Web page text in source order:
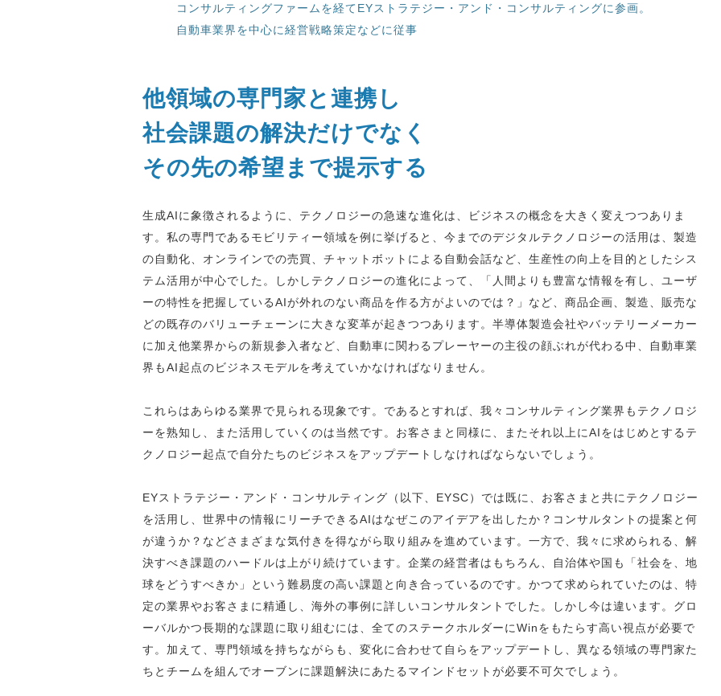
コンサルティングファームを経てEYストラテジー・アンド・コンサルティングに参画。
自動車業界を中心に経営戦略策定などに従事
他領域の専門家と連携し
社会課題の解決だけでなく
その先の希望まで提示する
生成AIに象徴されるように、テクノロジーの急速な進化は、ビジネスの概念を大きく変えつつありま
す。私の専門であるモビリティー領域を例に挙げると、今までのデジタルテクノロジーの活用は、製造
の自動化、オンラインでの売買、チャットボットによる自動会話など、生産性の向上を目的としたシス
テム活用が中心でした。しかしテクノロジーの進化によって、「人間よりも豊富な情報を有し、ユーザ
ーの特性を把握しているAIが外れのない商品を作る方がよいのでは？」など、商品企画、製造、販売な
どの既存のバリューチェーンに大きな変革が起きつつあります。半導体製造会社やバッテリーメーカー
に加え他業界からの新規参入者など、自動車に関わるプレーヤーの主役の顔ぶれが代わる中、自動車業
界もAI起点のビジネスモデルを考えていかなければなりません。
これらはあらゆる業界で見られる現象です。であるとすれば、我々コンサルティング業界もテクノロジ
ーを熟知し、また活用していくのは当然です。お客さまと同様に、またそれ以上にAIをはじめとするテ
クノロジー起点で自分たちのビジネスをアップデートしなければならないでしょう。
EYストラテジー・アンド・コンサルティング（以下、EYSC）では既に、お客さまと共にテクノロジー
を活用し、世界中の情報にリーチできるAIはなぜこのアイデアを出したか？コンサルタントの提案と何
が違うか？などさまざまな気付きを得ながら取り組みを進めています。一方で、我々に求められる、解
決すべき課題のハードルは上がり続けています。企業の経営者はもちろん、自治体や国も「社会を、地
球をどうすべきか」という難易度の高い課題と向き合っているのです。かつて求められていたのは、特
定の業界やお客さまに精通し、海外の事例に詳しいコンサルタントでした。しかし今は違います。グロ
ーバルかつ長期的な課題に取り組むには、全てのステークホルダーにWinをもたらす高い視点が必要で
す。加えて、専門領域を持ちながらも、変化に合わせて自らをアップデートし、異なる領域の専門家た
ちとチームを組んでオーブンに課題解決にあたるマインドセットが必要不可欠でしょう。